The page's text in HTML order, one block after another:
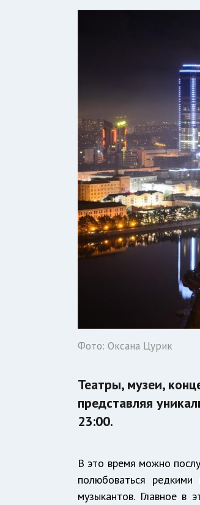
Фото: Оксана Цурик
Театры, музеи,
представляя
23:00.
В это время можно
полюбоваться
музыкантов. Главное в